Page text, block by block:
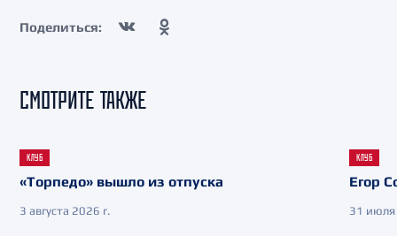
Поделиться:
СМОТРИТЕ ТАКЖЕ
КЛУБ
«Торпедо» вышло из отпуска
3 августа 2026 г.
КЛУБ
Егор
31 июля